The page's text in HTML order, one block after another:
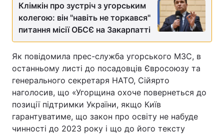
Клімкін про зустріч з угорським
колегою: він "навіть не торкався"
питання місії ОБСЄ на Закарпатті
Як повідомила прес-служба угорського МЗС, в
останньому листі до посадовців Євросоюзу та
генерального секретаря НАТО, Сійярто
наголосив, що «Угорщина охоче повернеться до
позиції підтримки України, якщо Київ
гарантуватиме, що закон про освіту не набуде
чинності до 2023 року і що до його тексту